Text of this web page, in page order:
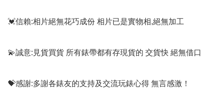
💓信賴:相片絕無花巧成份 相片已是實物相,絕無加工
💫誠意:見貨買貨 所有錶帶都有存現貨的 交貨快 絕無借口
💝感謝:多謝各錶友的支持及交流玩錶心得 無言感激！